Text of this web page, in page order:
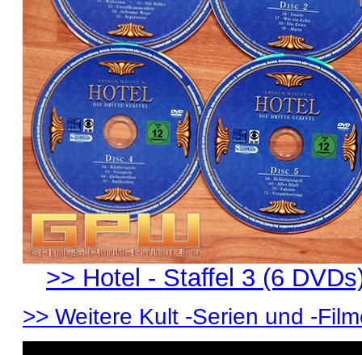
>> Hotel - Staffel 3 (6
>> Weitere Kult -Serien und -